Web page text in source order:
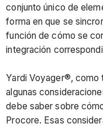
conector
Yardi
Voyager®
Elemento
entorno
de
Procore
conjunto único de
forma en que se
función de cómo se
integración
Yardi Voyager®, como
algunas
debe saber sobre
Procore. Esas